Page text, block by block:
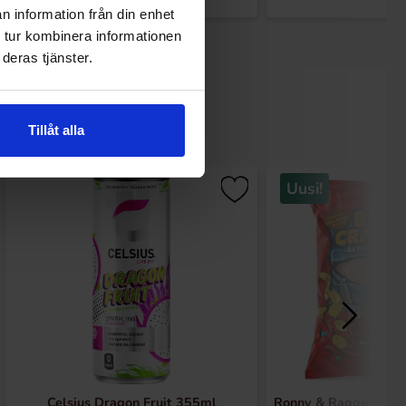
information från din enhet
kombinera informationen
tjänster.
Tillåt alla
Celsius Dragon Fruit 355ml
Uusi!
Ronny & Ragge